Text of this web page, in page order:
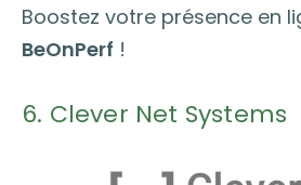
Boostez votre présence en
BeOnPerf !
6. Clever Net Systems